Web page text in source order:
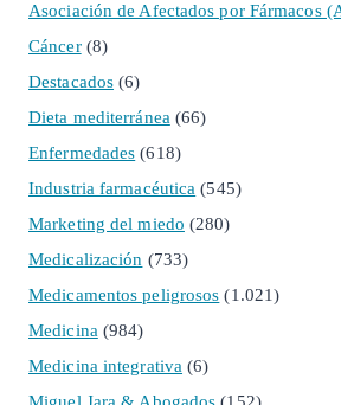
Asociación de Afectados por Fármacos
Cáncer(8)
Destacados (6)
Dieta mediterránea(66)
Enfermedades (618)
Industria farmacéutica (545)
Marketing del miedo (280)
Medicalización (733)
Medicamentos peligrosos (1.021)
Medicina(984)
Medicina integrativa (6)